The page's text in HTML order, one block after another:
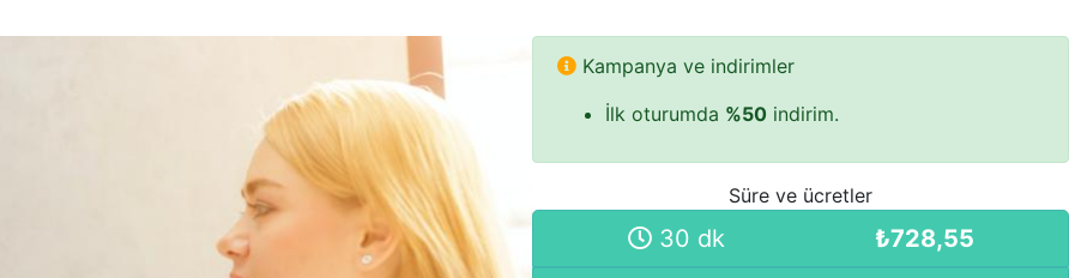
Kampanya ve indirimler
İlk oturumda %50 indirim.
Süre ve ücretler
30 dk ₺728,55